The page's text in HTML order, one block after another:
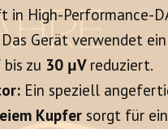
High-Performance-
Das Gerät verwendet ein
zu 30 μVreduziert.
Ein speziell
Kupfer sorgt für